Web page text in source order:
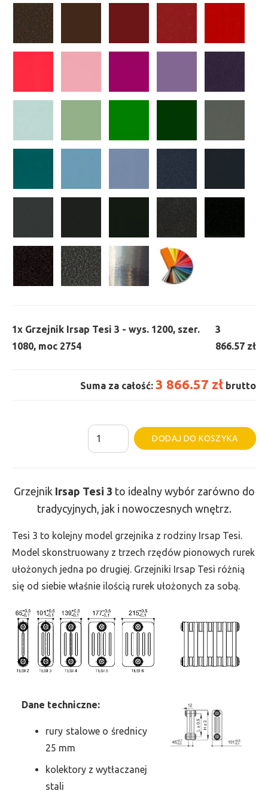
1x Grzejnik Irsap Tesi 3 - wys. 1200, szer.
1080, moc 2754
3
866.57 zł
Suma za całość: 3 866.57 zł brutto
ilość
Grzejnik
-
wys.
1200,
szer.
1080,
2754
DODAJ DO KOSZYKA
Grzejnik Irsap Tesi 3 to idealny wybór zarówno do
tradycyjnych, jak i nowoczesnych wnętrz.
Tesi 3 to kolejny model grzejnika z rodziny Irsap Tesi.
Model skonstruowany z trzech rzędów pionowych rurek
ułożonych jedna po drugiej. Grzejniki Irsap Tesi różnią
się od siebie właśnie ilością rurek ułożonych za sobą.
Dane techniczne:
rury stalowe o średnicy
25 mm
kolektory z wytłaczanej
stali